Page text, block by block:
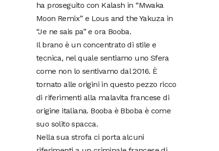
ha proseguito con Kalash in “Mwaka
Moon Remix” e Lous and the Yakuza in
“Je ne sais pa” e ora Booba.
Il brano è un concentrato di stile e
tecnica, nel quale sentiamo uno Sfera
come non lo sentivamo dal 2016. È
tornato alle origini in questo pezzo ricco
di riferimenti alla malavita francese di
origine italiana. Booba è Bboba è come
suo solito spacca.
Nella sua strofa ci porta alcuni